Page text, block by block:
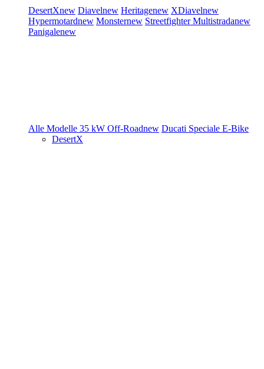
DesertXnew Diavelnew Heritagenew XDiavelnew
Hypermotardnew Monsternew StreetfighterMultistradanew
Panigalenew
Alle Modelle 35 kW Off-Roadnew Ducati Speciale E-Bike
DesertX